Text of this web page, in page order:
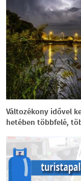
Változékony idővel
hetében többfelé,